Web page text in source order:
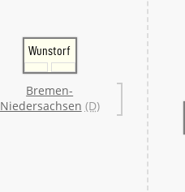
Wunstorf
Bremen-
Niedersachsen (D)